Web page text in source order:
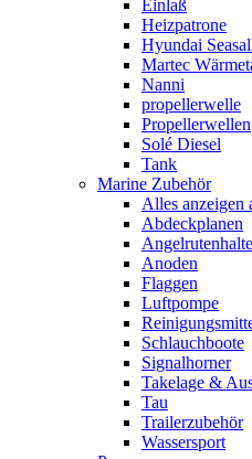
Einlaß
Heizpatrone
Hyundai
Martec
Nanni
propellerwelle
Propellerwellen
Solé Diesel
Tank
Marine Zubehör
Alles anzeigen
Abdeckplanen
Anoden
Flaggen
Luftpompe
Schlauchboote
Signalhorner
Takelage &
Tau
Trailerzubehör
Wassersport